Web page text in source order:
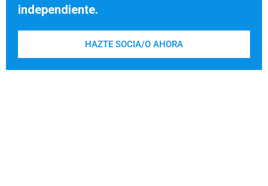
independiente.
HAZTE SOCIA/O AHORA